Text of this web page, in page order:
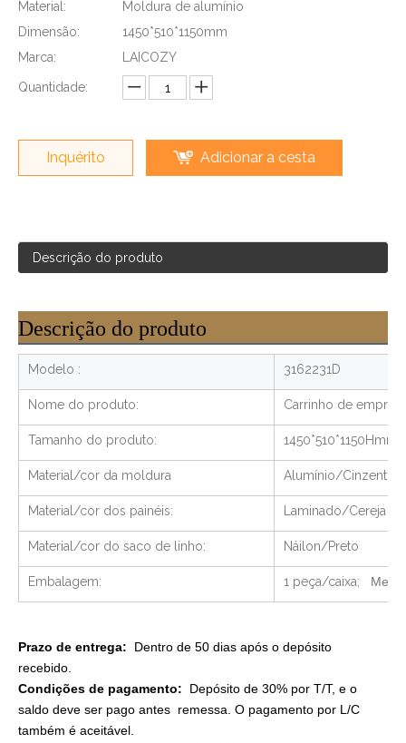
Material:
Moldura de alumínio
Dimensão:
1450*510*1150mm
Marca:
LAICOZY
Quantidade:
Inquérito Adicionar a cesta
Descrição do produto
Descrição do produto
Modelo : 3162231D
Nome do produto: Carrinho de
Tamanho do produto: 1450*510*1150Hmm
Material/cor da moldura Alumínio/Cinzento
Material/cor dos painéis: Laminado/Cereja
Material/cor do saco de linho: Náilon/Preto
Embalagem: 1 peça/caixa;
Prazo de entrega: Dentro de 50 dias após o depósito
recebido.
Condições de pagamento: Depósito de 30% por T/T, e o
saldo deve ser pago antes remessa. O pagamento por L/C
também é aceitável.